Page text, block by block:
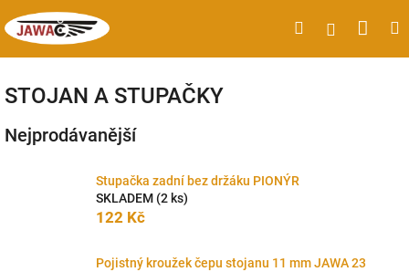
na
obsah
HledatPřihlášení
STOJAN A STUPAČKY
Nejprodávanější
Stupačka zadní bez držáku PIONÝR
SKLADEM (2 ks)
122 Kč
Pojistný kroužek čepu stojanu 11 mm JAWA 23